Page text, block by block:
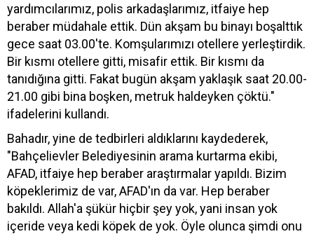
yardımcılarımız, polis arkadaşlarımız, itfaiye hep
beraber müdahale ettik. Dün akşam bu binayı boşalttık
gece saat 03.00'te. Komşularımızı otellere yerleştirdik.
Bir kısmı otellere gitti, misafir ettik. Bir kısmı da
tanıdığına gitti. Fakat bugün akşam yaklaşık saat 20.00-
21.00 gibi bina boşken, metruk haldeyken çöktü."
ifadelerini kullandı.
Bahadır, yine de tedbirleri aldıklarını kaydederek,
"Bahçelievler Belediyesinin arama kurtarma ekibi,
AFAD, itfaiye hep beraber araştırmalar yapıldı. Bizim
köpeklerimiz de var, AFAD'ın da var. Hep beraber
bakıldı. Allah'a şükür hiçbir şey yok, yani insan yok
içeride veya kedi köpek de yok. Öyle olunca şimdi onu